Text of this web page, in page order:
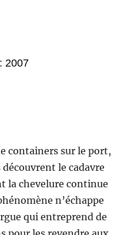
: 2007
containers sur le port,
découvrent le cadavre
la chevelure continue
n’échappe
qui entreprend de